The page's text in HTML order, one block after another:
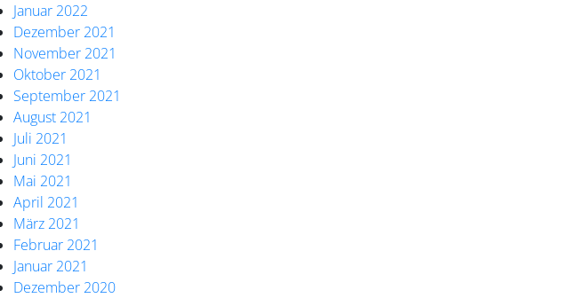
Januar 2022
Dezember 2021
November 2021
Oktober 2021
September 2021
August 2021
Juli 2021
Juni 2021
Mai 2021
April 2021
März 2021
Februar 2021
Januar 2021
Dezember 2020